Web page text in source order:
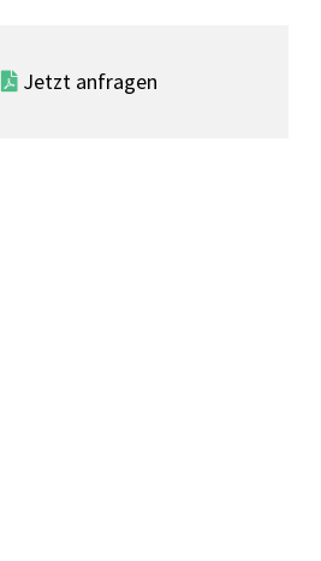
Jetzt anfragen